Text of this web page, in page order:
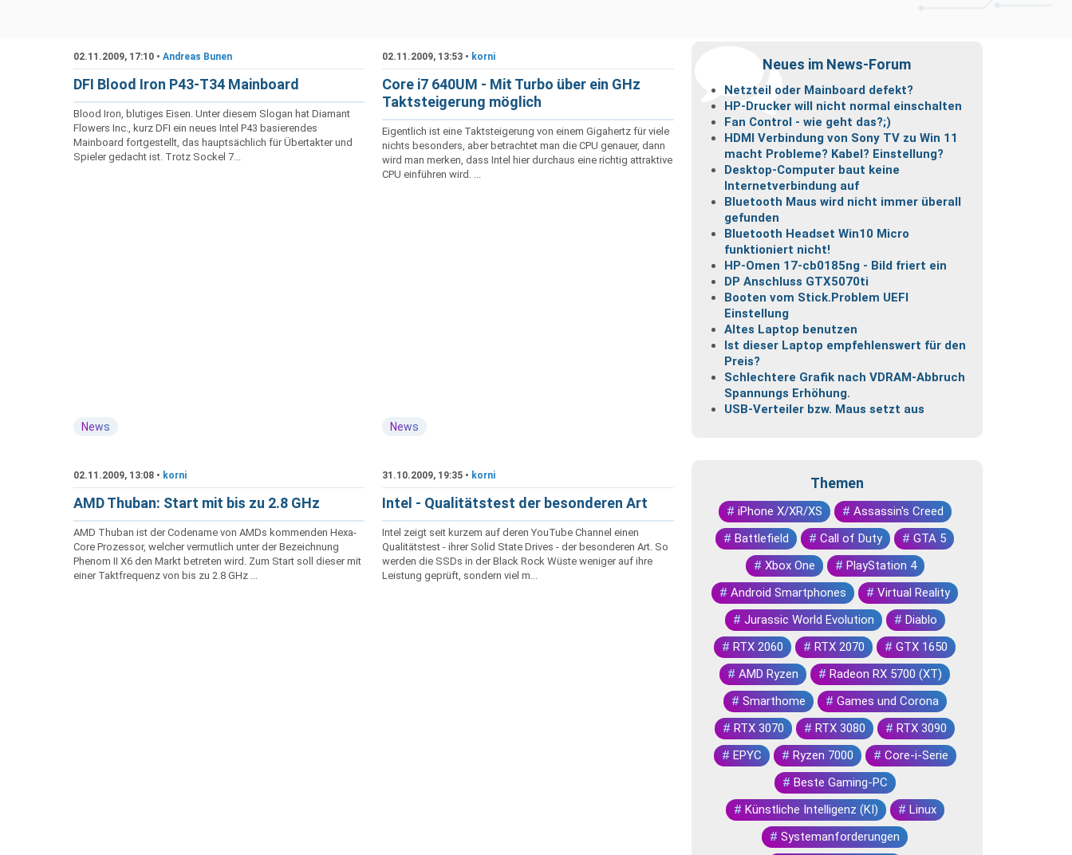
02.11.2009, 17:10 • Andreas Bunen
DFI Blood Iron P43-T34 Mainboard
Blood Iron, blutiges Eisen. Unter diesem Slogan hat Diamant
Flowers Inc., kurz DFI ein neues Intel P43 basierendes
Mainboard fortgestellt, das hauptsächlich für Übertakter und
Spieler gedacht ist. Trotz Sockel 7...
News
02.11.2009, 13:53 • korni
Core i7 640UM - Mit Turbo über ein GHz
Taktsteigerung möglich
Eigentlich ist eine Taktsteigerung von einem Gigahertz für viele
nichts besonders, aber betrachtet man die CPU genauer, dann
wird man merken, dass Intel hier durchaus eine richtig attraktive
CPU einführen wird. ...
News
Neues im News-Forum
Netzteil oder Mainboard defekt?
HP-Drucker will nicht normal einschalten
Fan Control - wie geht das?;)
HDMI Verbindung von Sony TV zu Win 11
macht Probleme? Kabel? Einstellung?
Desktop-Computer baut keine
Internetverbindung auf
Bluetooth Maus wird nicht immer überall
gefunden
Bluetooth Headset Win10 Micro
funktioniert nicht!
HP-Omen 17-cb0185ng - Bild friert ein
DP Anschluss GTX5070ti
Booten vom Stick.Problem UEFI
Einstellung
Altes Laptop benutzen
Ist dieser Laptop empfehlenswert für den
Preis?
Schlechtere Grafik nach VDRAM-Abbruch
Spannungs Erhöhung.
USB-Verteiler bzw. Maus setzt aus
02.11.2009, 13:08 • korni
AMD Thuban: Start mit bis zu 2.8 GHz
AMD Thuban ist der Codename von AMDs kommenden Hexa-
Core Prozessor, welcher vermutlich unter der Bezeichnung
Phenom II X6 den Markt betreten wird. Zum Start soll dieser mit
einer Taktfrequenz von bis zu 2.8 GHz ...
31.10.2009, 19:35 • korni
Intel - Qualitätstest der besonderen Art
Intel zeigt seit kurzem auf deren YouTube Channel einen
Qualitätstest - ihrer Solid State Drives - der besonderen Art. So
werden die SSDs in der Black Rock Wüste weniger auf ihre
Leistung geprüft, sondern viel m...
Themen
# iPhone X/XR/XS # Assassin's Creed
#Battlefield #Call of Duty #GTA 5
# Xbox One # PlayStation 4
#Android Smartphones #Virtual Reality
# Jurassic World Evolution # Diablo
#RTX 2060 #RTX 2070 #GTX 1650
#AMD Ryzen #Radeon RX 5700 (XT)
# Smarthome # Games und Corona
#RTX 3070 #RTX 3080 #RTX 3090
# EPYC # Ryzen 7000 # Core-i-Serie
# Beste Gaming-PC
# Künstliche Intelligenz (KI) # Linux
#Systemanforderungen